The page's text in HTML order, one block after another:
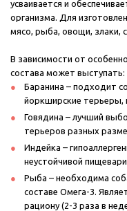
усваивается и
организма. Для
мясо, рыба, овощи, злаки,
В зависимости от
состава может выступать:
Баранина – подходит
йоркширские терьеры,
Говядина – лучший
терьеров разных
Индейка –
неустойчивой
Рыба – необходима
составе Омега-3.
рациону (2-3 раза в